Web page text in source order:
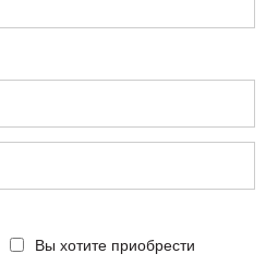
Вы хотите приобрести